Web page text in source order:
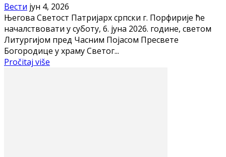
Вести јун 4, 2026
Његова Светост Патријарх српски г. Порфирије ће
началствовати у суботу, 6. јуна 2026. године, светом
Литургијом пред Часним Појасом Пресвете
Богородице у храму Светог...
Pročitaj više